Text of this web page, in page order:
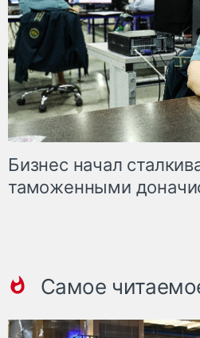
Бизнес начал
таможенными
Самое